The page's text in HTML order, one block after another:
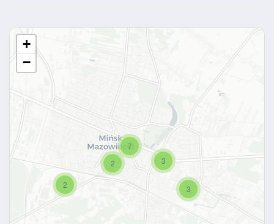
2
2
7
3
3
+
−